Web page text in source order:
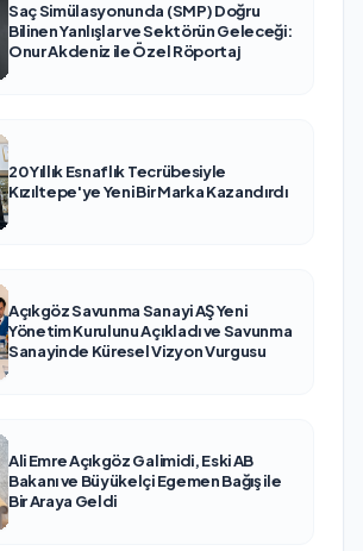
Saç Simülasyonunda (SMP) Doğru
Bilinen Yanlışlar ve Sektörün Geleceği:
Onur Akdeniz ile Özel Röportaj
20 Yıllık Esnaflık Tecrübesiyle
Kızıltepe'ye Yeni Bir Marka Kazandırdı
Açıkgöz Savunma Sanayi AŞ Yeni
Yönetim Kurulunu Açıkladı ve Savunma
Sanayinde Küresel Vizyon Vurgusu
Ali Emre Açıkgöz Galimidi, Eski AB
Bakanı ve Büyükelçi Egemen Bağış ile
Bir Araya Geldi